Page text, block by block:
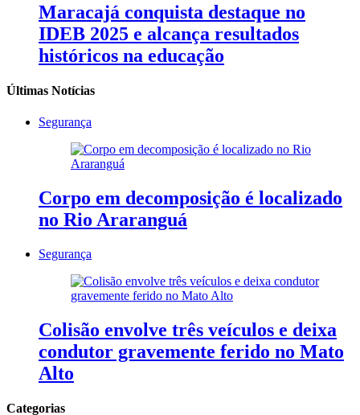
Maracajá conquista destaque no
IDEB 2025 e alcança resultados
históricos na educação
Últimas Notícias
Segurança
Corpo em decomposição é localizado
no Rio Araranguá
Segurança
Colisão envolve três veículos e deixa
condutor gravemente ferido no Mato
Alto
Categorias